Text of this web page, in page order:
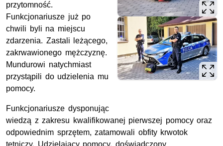
przytomność.
Funkcjonariusze już po
chwili byli na miejscu
zdarzenia. Zastali leżącego,
zakrwawionego mężczyznę.
Mundurowi natychmiast
przystąpili do udzielenia mu
pomocy.
Funkcjonariusze dysponując
wiedzą z zakresu kwalifikowanej pierwszej pomocy oraz
odpowiednim sprzętem, zatamowali obfity krwotok